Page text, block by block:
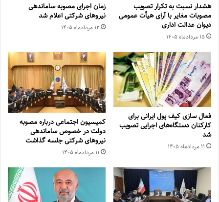
هشدار نسبت به تکرار تصویب
مصوبات مغایر با آرای هیأت عمومی
دیوان عدالت اداری
۱۵ مرداد‌ماه ۱۴۰۵
زمان اجرای مصوبه ساماندهی
نیروهای شرکتی اعلام شد
۱۲ مرداد‌ماه ۱۴۰۵
فعال سازی کیف پول ایرانی برای
کارکنان دستگاه‌های اجرایی تصویب
شد
۱۱ مرداد‌ماه ۱۴۰۵
کمیسیون اجتماعی درباره مصوبه
دولت در خصوص ساماندهی
نیروهای شرکتی جلسه گذاشت
۱۱ مرداد‌ماه ۱۴۰۵